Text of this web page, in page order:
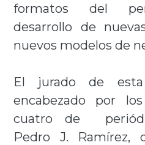
formatos del
desarrollo de
nuevos modelos de
El jurado de
encabezado por
cuatro de
Pedro J. Ramírez,